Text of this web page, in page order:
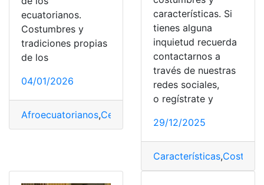
ecuatorianos.
Costumbres y
tradiciones propias
de los
04/01/2026
Afroecuatorianos,Celebración
características. Si
tienes alguna
inquietud recuerda
contactarnos a
través de nuestras
redes sociales,
o regístrate y
29/12/2025
Características,